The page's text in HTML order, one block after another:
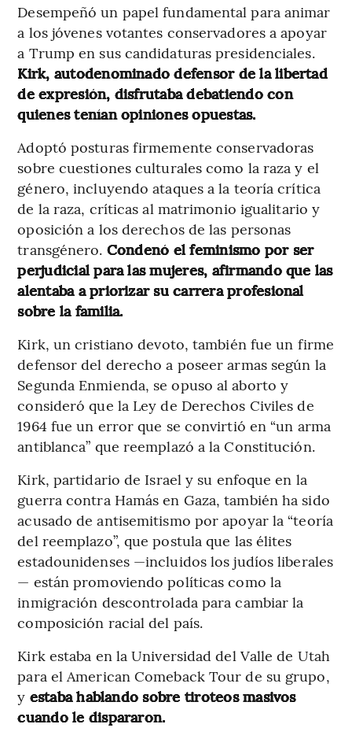
Desempeñó un papel fundamental para animar
a los jóvenes votantes conservadores a apoyar
a Trump en sus candidaturas presidenciales.
Kirk, autodenominado defensor de la libertad
de expresión, disfrutaba debatiendo con
quienes tenían opiniones opuestas.
Adoptó posturas firmemente conservadoras
sobre cuestiones culturales como la raza y el
género, incluyendo ataques a la teoría crítica
de la raza, críticas al matrimonio igualitario y
oposición a los derechos de las personas
transgénero. Condenó el feminismo por ser
perjudicial para las mujeres, afirmando que las
alentaba a priorizar su carrera profesional
sobre la familia.
Kirk, un cristiano devoto, también fue un firme
defensor del derecho a poseer armas según la
Segunda Enmienda, se opuso al aborto y
consideró que la Ley de Derechos Civiles de
1964 fue un error que se convirtió en “un arma
antiblanca” que reemplazó a la Constitución.
Kirk, partidario de Israel y su enfoque en la
guerra contra Hamás en Gaza, también ha sido
acusado de antisemitismo por apoyar la “teoría
del reemplazo”, que postula que las élites
estadounidenses —incluidos los judíos liberales
— están promoviendo políticas como la
inmigración descontrolada para cambiar la
composición racial del país.
Kirk estaba en la Universidad del Valle de Utah
para el American Comeback Tour de su grupo,
y estaba hablando sobre tiroteos masivos
cuando le dispararon.